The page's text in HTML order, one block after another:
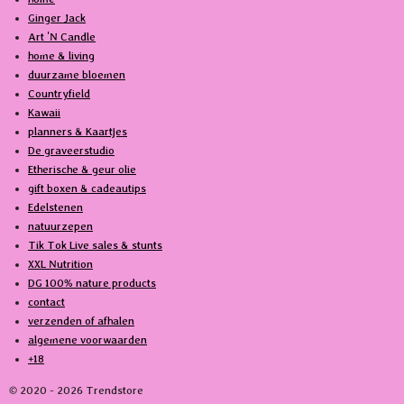
e
b
o
o
k
o
k
Ginger Jack
Art 'N Candle
home & living
duurzame bloemen
Countryfield
Kawaii
planners & Kaartjes
De graveerstudio
Etherische & geur olie
gift boxen & cadeautips
Edelstenen
natuurzepen
Tik Tok Live sales & stunts
XXL Nutrition
DG 100% nature products
contact
verzenden of afhalen
algemene voorwaarden
+18
© 2020 - 2026 Trendstore